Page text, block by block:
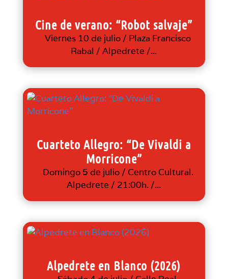
Cine de verano: “Robot salvaje”
Viernes 10 de julio / Plaza Francisco
Rabal / Alpedrete /...
Cuarteto Allegro: “De Vivaldi a
Morricone”
Domingo 5 de julio / Centro Cultural.
Alpedrete / 21:00h. /...
Alpedrete en Blanco (2026)